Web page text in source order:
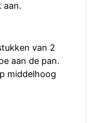
aan.
van 2
aan de pan.
middelhoog